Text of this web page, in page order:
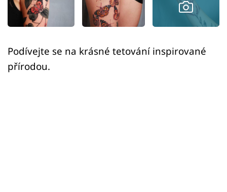
Sledujte nás
Podívejte se na krásné tetování inspirované
přírodou.